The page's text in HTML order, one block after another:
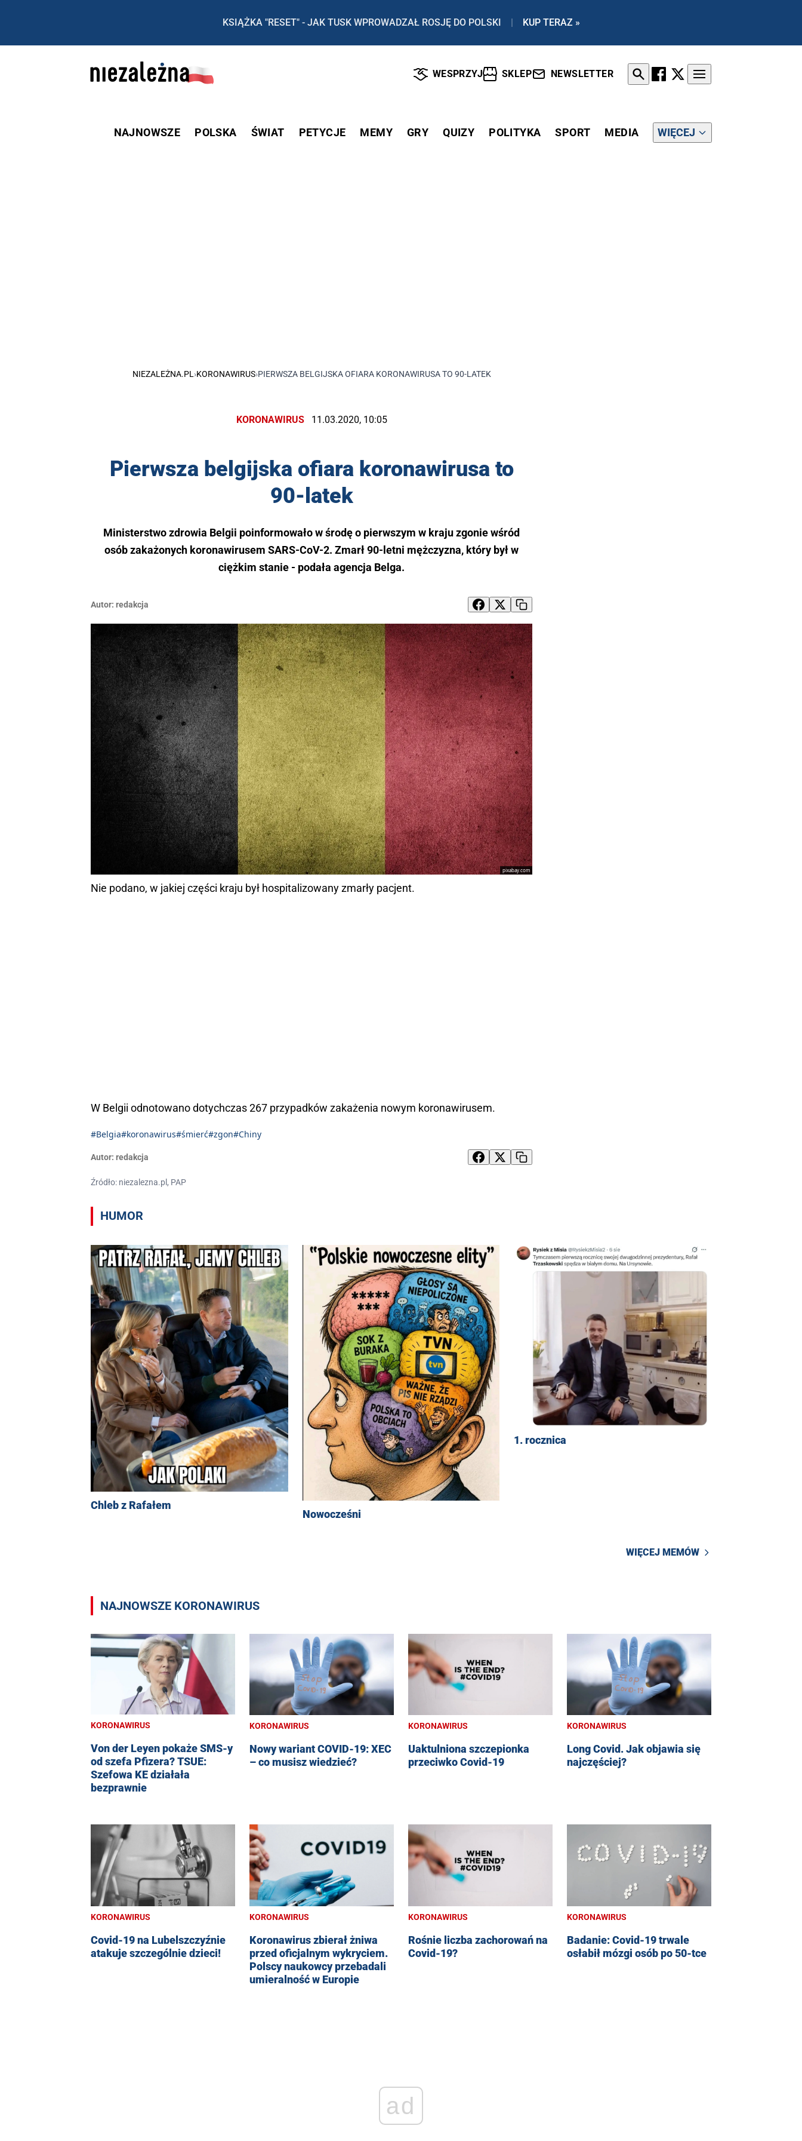
KSIĄŻKA "RESET" - JAK TUSK WPROWADZAŁ ROSJĘ DO POLSKI | KUP TERAZ »
WESPRZYJ SKLEP NEWSLETTER
NAJNOWSZE POLSKA ŚWIAT PETYCJE MEMY GRY QUIZY POLITYKA SPORT MEDIA WIĘCEJ
NIEZALEŻNA.PL ›KORONAWIRUS›PIERWSZA BELGIJSKA OFIARA KORONAWIRUSA TO 90-LATEK
KORONAWIRUS 11.03.2020, 10:05
Pierwsza belgijska ofiara koronawirusa to
90-latek
Ministerstwo zdrowia Belgii poinformowało w środę o pierwszym w kraju zgonie wśród
osób zakażonych koronawirusem SARS-CoV-2. Zmarł 90-letni mężczyzna, który był w
ciężkim stanie - podała agencja Belga.
Autor: redakcja
pixabay.com
Nie podano, w jakiej części kraju był hospitalizowany zmarły pacjent.
W Belgii odnotowano dotychczas 267 przypadków zakażenia nowym koronawirusem.
#Belgia#koronawirus#śmierć#zgon#Chiny
Autor: redakcja
Źródło: niezalezna.pl, PAP
HUMOR
Chleb z Rafałem
Nowocześni
1. rocznica
WIĘCEJ MEMÓW
NAJNOWSZE KORONAWIRUS
KORONAWIRUS
Von der Leyen pokaże SMS-y
od szefa Pfizera? TSUE:
Szefowa KE działała
bezprawnie
KORONAWIRUS
Nowy wariant COVID-19: XEC
– co musisz wiedzieć?
KORONAWIRUS
Uaktulniona szczepionka
przeciwko Covid-19
KORONAWIRUS
Long Covid. Jak objawia się
najczęściej?
KORONAWIRUS
Covid-19 na Lubelszczyźnie
atakuje szczególnie dzieci!
KORONAWIRUS
Koronawirus zbierał żniwa
przed oficjalnym wykryciem.
Polscy naukowcy przebadali
umieralność w Europie
KORONAWIRUS
Rośnie liczba zachorowań na
Covid-19?
KORONAWIRUS
Badanie: Covid-19 trwale
osłabił mózgi osób po 50-tce
ad